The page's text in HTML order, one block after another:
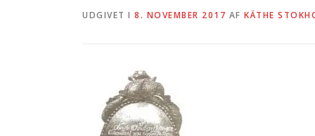
UDGIVET I 8. NOVEMBER 2017 AF KÄTHE